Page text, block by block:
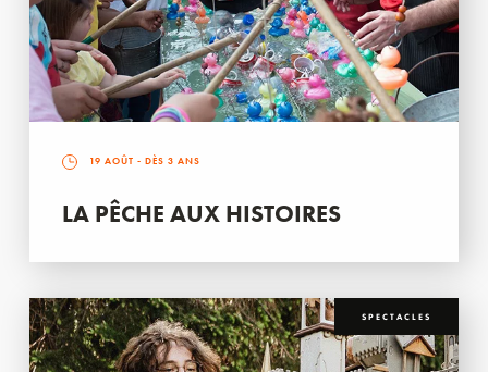
19 AOÛT - DÈS 3 ANS
LA PÊCHE AUX HISTOIRES
SPECTACLES